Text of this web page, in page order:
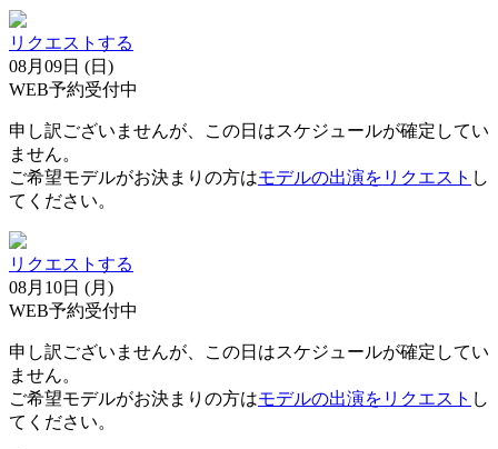
リクエストする
08月09日 (日)
WEB予約受付中
申し訳ございませんが、この日はスケジュールが確定してい
ません。
ご希望モデルがお決まりの方はモデルの出演をリクエスト し
てください。
リクエストする
08月10日 (月)
WEB予約受付中
申し訳ございませんが、この日はスケジュールが確定してい
ません。
ご希望モデルがお決まりの方はモデルの出演をリクエスト し
てください。